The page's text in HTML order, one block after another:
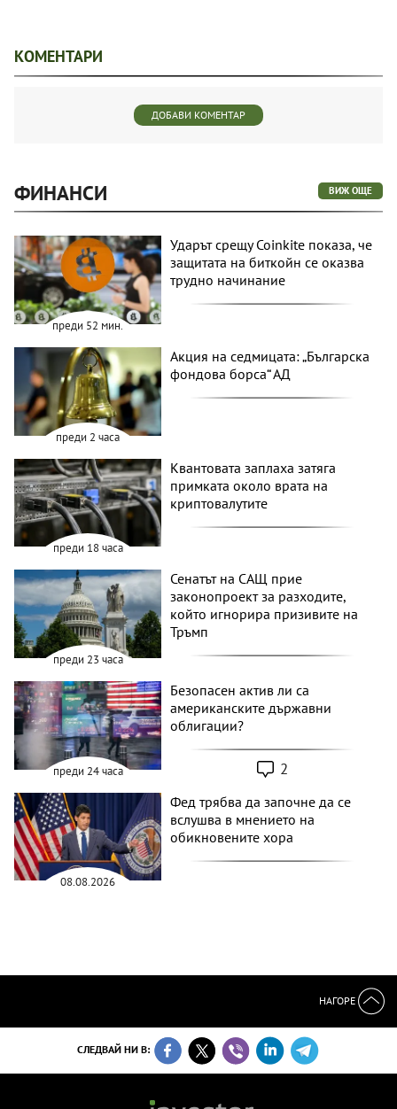
КОМЕНТАРИ
ДОБАВИ КОМЕНТАР
ФИНАНСИ ВИЖ ОЩЕ
преди 52 мин.
Ударът срещу Coinkite показа, че
защитата на биткойн се оказва
трудно начинание
преди 2 часа
Акция на седмицата: „Българска
фондова борса“ АД
преди 18 часа
Квантовата заплаха затяга
примката около врата на
криптовалутите
преди 23 часа
Сенатът на САЩ прие
законопроект за разходите,
който игнорира призивите на
Тръмп
преди 24 часа
Безопасен актив ли са
американските държавни
облигации?
2
08.08.2026
Фед трябва да започне да се
вслушва в мнението на
обикновените хора
НАГОРЕ
СЛЕДВАЙ НИ В: